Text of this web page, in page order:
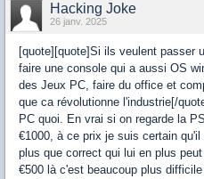
Hacking Joke
26 janv. 2025
[quote][quote]Si ils veulent passer
faire une console qui a aussi OS
des Jeux PC, faire du office et
que ca révolutionne l'industrie[/
PC quoi. En vrai si on regarde la
€1000, à ce prix je suis certain
plus que correct qui lui en plus
€500 là c'est beaucoup plus